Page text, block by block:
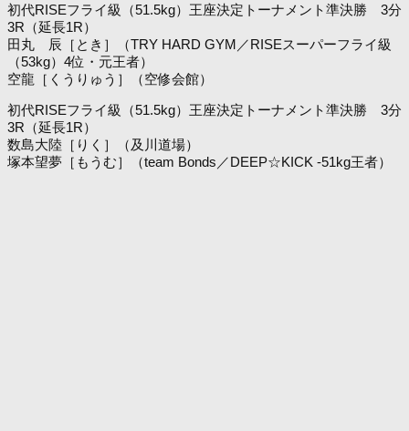
初代RISEフライ級（51.5kg）王座決定トーナメント準決勝 3分
3R（延長1R）
田丸 辰［とき］（TRY HARD GYM／RISEスーパーフライ級
（53kg）4位・元王者）
空龍［くうりゅう］（空修会館）
初代RISEフライ級（51.5kg）王座決定トーナメント準決勝 3分
3R（延長1R）
数島大陸［りく］（及川道場）
塚本望夢［もうむ］（team Bonds／DEEP☆KICK -51kg王者）